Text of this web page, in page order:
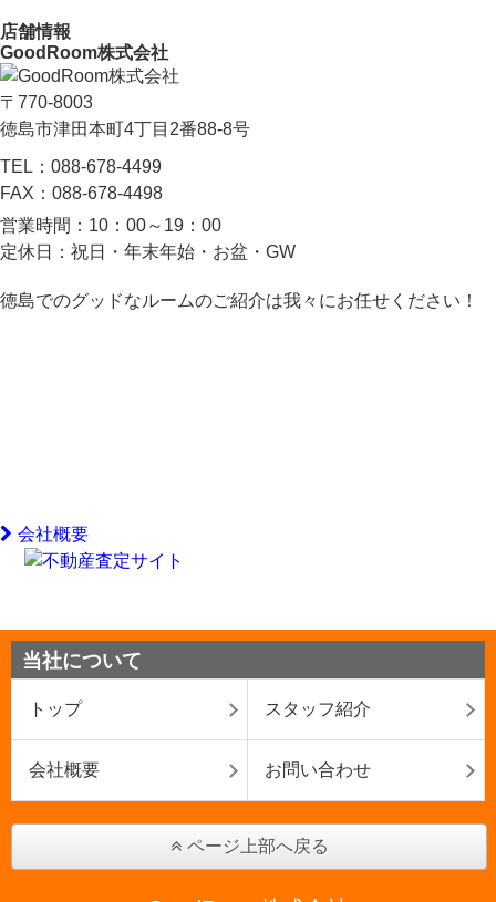
店舗情報
GoodRoom株式会社
〒770-8003
徳島市津田本町4丁目2番88-8号
TEL： 088-678-4499
FAX： 088-678-4498
営業時間： 10：00～19：00
定休日： 祝日・年末年始・お盆・GW
徳島でのグッドなルームのご紹介は我々にお任せください！
会社概要
当社について
トップ スタッフ紹介
会社概要 お問い合わせ
ページ上部へ戻る